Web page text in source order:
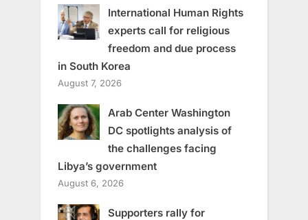
International Human Rights
experts call for religious
freedom and due process
in South Korea
August 7, 2026
Arab Center Washington
DC spotlights analysis of
the challenges facing
Libya’s government
August 6, 2026
Supporters rally for